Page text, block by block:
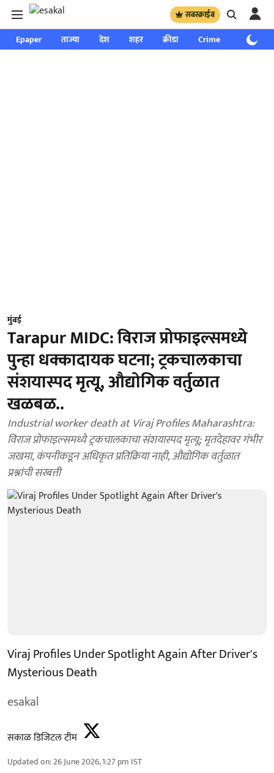
सबस्क्राईब
Epaper ताज्या देश शहर क्रीडा Crime साप्ताहिक
मुंबई
Tarapur MIDC: विराज प्रोफाइल्समध्ये
पुन्हा धक्कादायक घटना; ट्रकचालकाचा
संशयास्पद मृत्यू, औद्योगिक वर्तुळात
खळबळ..
Industrial worker death at Viraj Profiles Maharashtra:
विराज प्रोफाइल्समध्ये ट्रकचालकाचा संशयास्पद मृत्यू; मृतदेहावर गंभीर
जखमा, कंपनीकडून अधिकृत प्रतिक्रिया नाही, औद्योगिक वर्तुळात
प्रश्नांची सरबत्ती
Viraj Profiles Under Spotlight Again After Driver's
Mysterious Death
esakal
सकाळ डिजिटल टीम
Updated on:26 June 2026, 1:27 pm IST